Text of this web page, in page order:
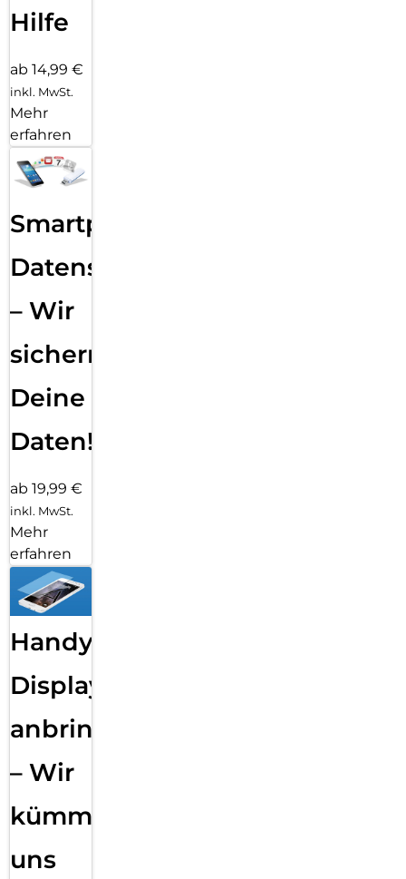
Hilfe
ab 14,99 €
inkl. MwSt.
Mehr
erfahren
Smartphone
Datensicherung
– Wir
sichern
Deine
Daten!
ab 19,99 €
inkl. MwSt.
Mehr
erfahren
Handy
Displayfolie
anbringen
– Wir
kümmern
uns